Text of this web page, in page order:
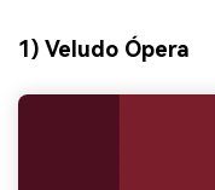
1) Veludo Ópera